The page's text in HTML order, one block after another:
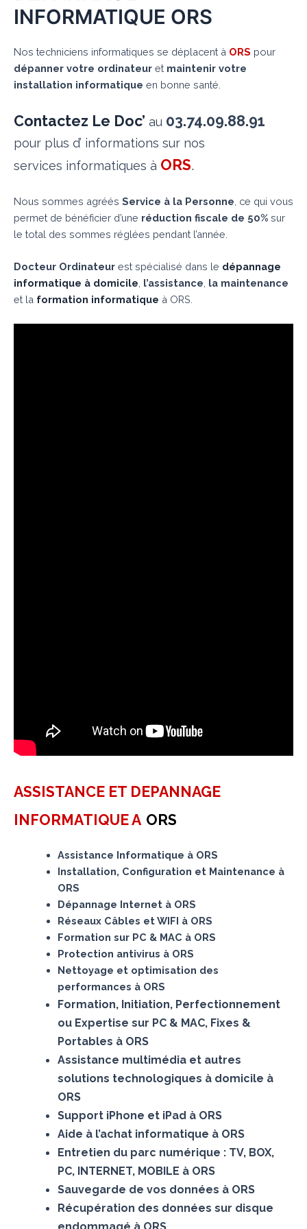
INFORMATIQUE ORS
Nos techniciens informatiques se déplacent à ORS pour
dépanner votre ordinateur et maintenir votre
installation informatique en bonne santé.
Contactez Le Doc’ au 03.74.09.88.91
pour plus d’ informations sur nos
services informatiques à ORS.
Nous sommes agréés Service à la Personne , ce qui vous
permet de bénéficier d’une réduction fiscale de 50% sur
le total des sommes réglées pendant l’année.
Docteur Ordinateur est spécialisé dans le dépannage
informatique à domicile l’assistance la maintenance
et la formation informatique à ORS.
ASSISTANCE ET DEPANNAGE
INFORMATIQUE A ORS
Assistance Informatique à ORS
Installation, Configuration et Maintenance à
ORS
Dépannage Internet à ORS
Réseaux Câbles et WIFI à ORS
Formation sur PC & MAC à ORS
Protection antivirus à ORS
Nettoyage et optimisation des
performances à ORS
Formation, Initiation, Perfectionnement
ou Expertise sur PC & MAC, Fixes &
Portables à ORS
Assistance multimédia et autres
solutions technologiques à domicile à
ORS
Support iPhone et iPad à ORS
Aide à l’achat informatique à ORS
Entretien du parc numérique : TV, BOX,
PC, INTERNET, MOBILE à ORS
Sauvegarde de vos données à ORS
Récupération des données sur disque
endommagé à ORS